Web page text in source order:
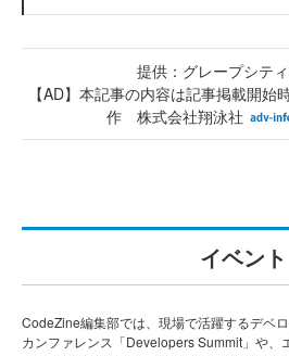
提供：グレープシテ
【AD】本記事の内容は記事掲載開
作 株式会社翔泳社
イベント
CodeZine編集部では、現場で活躍するデベ
カンファレンス「Developers Summit」や、